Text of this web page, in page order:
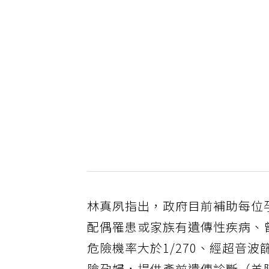
林真夙指出，政府目前補助每
配偶罹患或家族有遺傳性疾病
危險機率大於1/270、經超音波